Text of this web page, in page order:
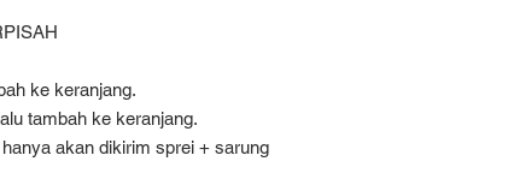
ke keranjang.
tambah ke keranjang.
akan dikirim sprei + sarung